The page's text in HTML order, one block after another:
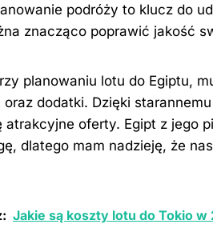
podróży to klucz do
znacząco poprawić jakość
planowaniu lotu do Egiptu,
dodatki. Dzięki
atrakcyjne oferty. Egipt z jego
dlatego mam nadzieję, że
Jakie są koszty lotu do Tokio